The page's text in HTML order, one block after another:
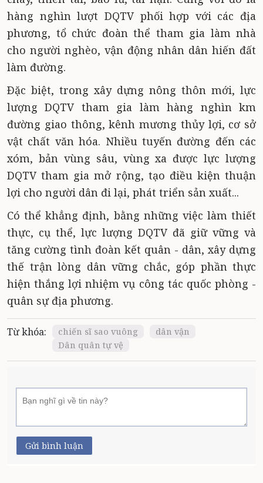
hàng nghìn lượt DQTV phối hợp với các địa
phương, tổ chức đoàn thể tham gia làm nhà
cho người nghèo, vận động nhân dân hiến đất
làm đường.
Ðặc biệt, trong xây dựng nông thôn mới, lực
lượng DQTV tham gia làm hàng nghìn km
đường giao thông, kênh mương thủy lợi, cơ sở
vật chất văn hóa. Nhiều tuyến đường đến các
xóm, bản vùng sâu, vùng xa được lực lượng
DQTV tham gia mở rộng, tạo điều kiện thuận
lợi cho người dân đi lại, phát triển sản xuất...
Có thể khẳng định, bằng những việc làm thiết
thực, cụ thể, lực lượng DQTV đã giữ vững và
tăng cường tình đoàn kết quân - dân, xây dựng
thế trận lòng dân vững chắc, góp phần thực
hiện thắng lợi nhiệm vụ công tác quốc phòng -
quân sự địa phương.
Từ khóa: chiến sĩ sao vuông
dân vận
Dân quân tự vệ
Gửi bình luận